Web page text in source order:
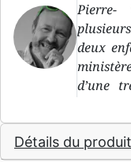
Pierre-
deux
d’une
variés,
Bible de
Détails du produit